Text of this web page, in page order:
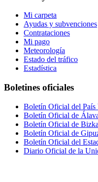
Mi carpeta
Ayudas y subvenciones
Contrataciones
Mi pago
Meteorología
Estado del tráfico
Estadística
Boletines oficiales
Boletín Oficial del País
Boletín Oficial de
Boletín Oficial de
Boletín Oficial de
Boletín Oficial del
Diario Oficial de la